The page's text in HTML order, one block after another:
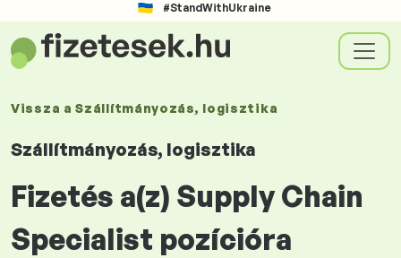
#StandWithUkraine
Vissza aSzállítmányozás, logisztika
Szállítmányozás, logisztika
Fizetés a(z) Supply Chain
Specialist pozícióra